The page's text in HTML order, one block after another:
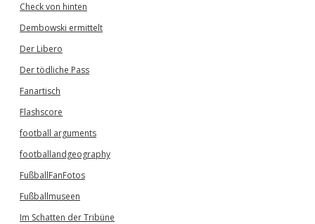
Check von hinten
Dembowski ermittelt
Der Libero
Der tödliche Pass
Fanartisch
Flashscore
football arguments
footballandgeography
FußballFanFotos
Fußballmuseen
Im Schatten der Tribüne